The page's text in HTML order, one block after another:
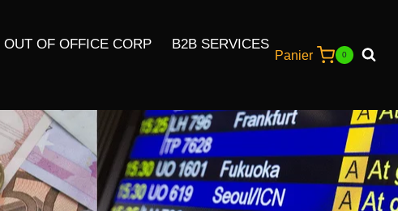
OUT OF OFFICE CORP
B2B SERVICES
Panier 0